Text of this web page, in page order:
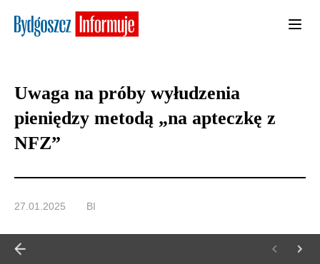
Uwaga na próby wyłudzenia
pieniędzy metodą „na apteczkę z
NFZ”
27.01.2025 BI